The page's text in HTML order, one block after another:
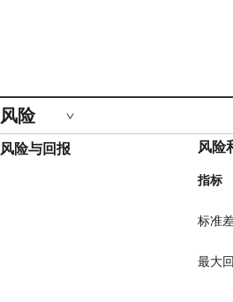
风险
风险与回报 风险
指标
标准
最大